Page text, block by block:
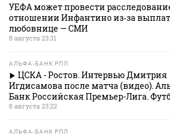
УЕФА может провести
отношении Инфантино из‑за выплат
любовнице — СМИ
8 августа 23:31
АЛЬФА-БАНК РПЛ
ЦСКА - Ростов. Интервью Дмитрия
Игдисамова после матча (видео).
Банк Российская Премьер-Лига.
8 августа 23:22
АЛЬФА-БАНК РПЛ